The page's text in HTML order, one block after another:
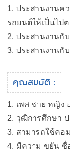
1. ประสานงานค
รถยนต์ให้เป็นไป
2. ประสานงานกั
3. ประสานงานกั
คุณสมบัติ :
1. เพศ ชาย หญิง
2. วุฒิการศึกษา
3. สามารถใช้คอ
4. มีความ ขยัน ซื่